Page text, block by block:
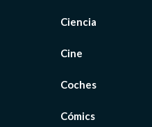
Ciencia
Cine
Coches
Cómics